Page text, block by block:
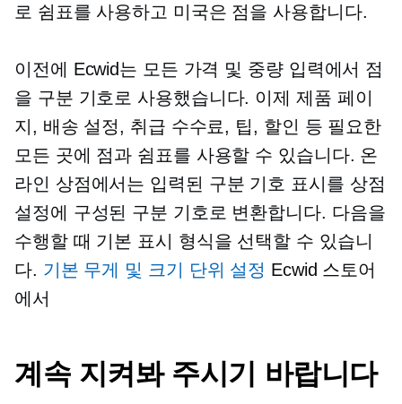
로 쉼표를 사용하고 미국은 점을 사용합니다.
이전에 Ecwid는 모든 가격 및 중량 입력에서 점
을 구분 기호로 사용했습니다. 이제 제품 페이
지, 배송 설정, 취급 수수료, 팁, 할인 등 필요한
모든 곳에 점과 쉼표를 사용할 수 있습니다. 온
라인 상점에서는 입력된 구분 기호 표시를 상점
설정에 구성된 구분 기호로 변환합니다. 다음을
수행할 때 기본 표시 형식을 선택할 수 있습니
다. 기본 무게 및 크기 단위 설정 Ecwid 스토어
에서
계속 지켜봐 주시기 바랍니다